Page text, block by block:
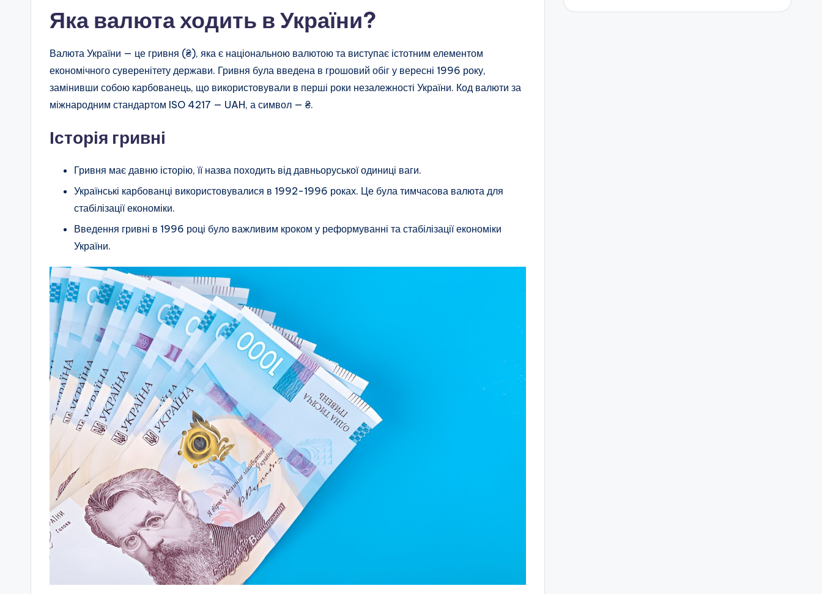
Яка валюта ходить в України?
Валюта України — це гривня (₴), яка є національною валютою та виступає істотним елементом
економічного суверенітету держави. Гривня була введена в грошовий обіг у вересні 1996 року,
замінивши собою карбованець, що використовували в перші роки незалежності України. Код валюти за
міжнародним стандартом ISO 4217 — UAH, а символ — ₴.
Історія гривні
Гривня має давню історію, її назва походить від давньоруської одиниці ваги.
Українські карбованці використовувалися в 1992-1996 роках. Це була тимчасова валюта для
стабілізації економіки.
Введення гривні в 1996 році було важливим кроком у реформуванні та стабілізації економіки
України.